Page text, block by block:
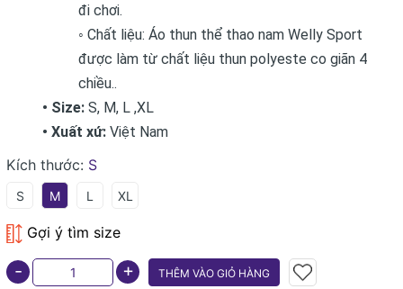
đi chơi.
◦ Chất liệu: Áo thun thể thao nam Welly Sport
được làm từ chất liệu thun polyeste co giãn 4
chiều..
• Size: S, M, L ,XL
• Xuất xứ: Việt Nam
Kích thước: S
S M L XL
Gợi ý tìm size
- + THÊM VÀO GIỎ HÀNG